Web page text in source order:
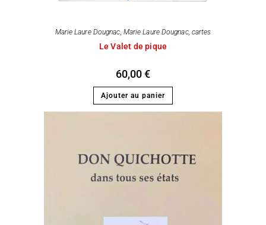
Marie Laure Dougnac Marie Laure Dougnac, cartes
Le Valet de pique
60,00€
Ajouter au panier